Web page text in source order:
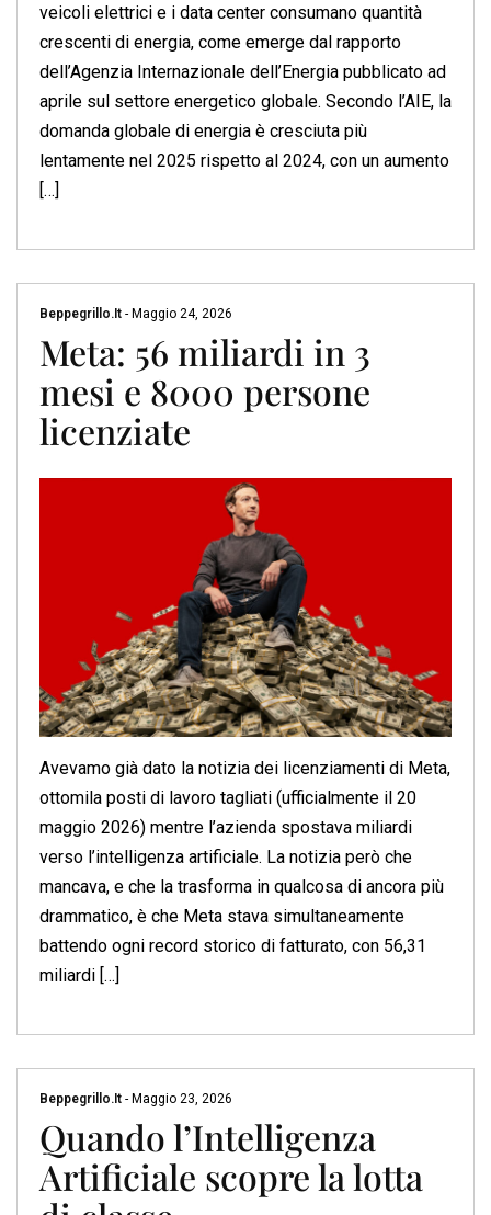
veicoli elettrici e i data center consumano quantità
crescenti di energia, come emerge dal rapporto
dell’Agenzia Internazionale dell’Energia pubblicato ad
aprile sul settore energetico globale. Secondo l’AIE, la
domanda globale di energia è cresciuta più
lentamente nel 2025 rispetto al 2024, con un aumento
[…]
Beppegrillo.it - Maggio 24, 2026
Meta: 56 miliardi in 3
mesi e 8000 persone
licenziate
Avevamo già dato la notizia dei licenziamenti di Meta,
ottomila posti di lavoro tagliati (ufficialmente il 20
maggio 2026) mentre l’azienda spostava miliardi
verso l’intelligenza artificiale. La notizia però che
mancava, e che la trasforma in qualcosa di ancora più
drammatico, è che Meta stava simultaneamente
battendo ogni record storico di fatturato, con 56,31
miliardi […]
Beppegrillo.it - Maggio 23, 2026
Quando l’Intelligenza
Artificiale scopre la lotta